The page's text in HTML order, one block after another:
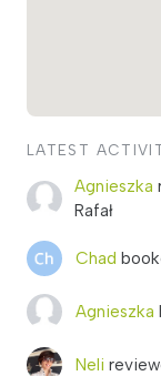
LATEST
Agnieszka
Rafał
Chad
Agnieszka
Neli